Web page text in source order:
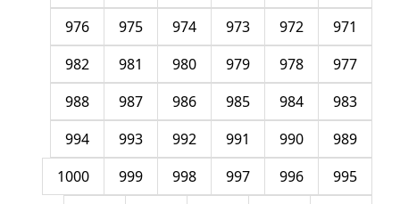
971
972
973
974
975
976
977
978
979
980
981
982
983
984
985
986
987
988
989
990
991
992
993
994
995
996
997
998
999
1000